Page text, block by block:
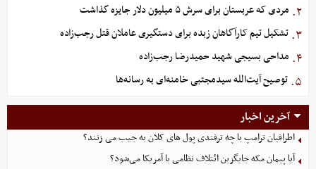
۲. مردی که عربستان برای سرش ۵ میلیون دلار جایزه گذاشت
۳. تشکیل تیم کارآگاهان زبده برای دستگیری عاملان قتل رجب‌زاده
۴. مداحی بسیجی شهید حمیدرضا رجب‌زاده
۵. توصیح آیت‌الله سیدمجتبی خامنه‌ای به رسانه‌ها
آخرین اخبار
اطرافیان ترامپ با چه ترفندی پول های کلان به جیب می زنند؟
آیا پیمان مکه جایگزین ائتلاف نظامی با آمریکا می‌شود؟